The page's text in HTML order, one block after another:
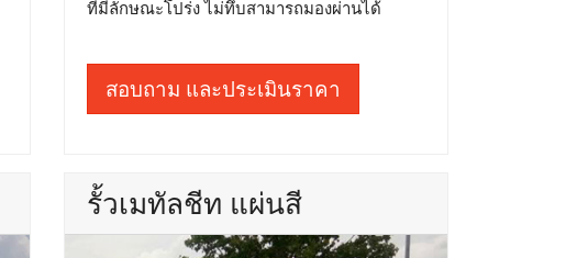
ที่มีลักษณะโปร่ง ไม่ทึบสามารถมองผ่านได้
สอบถาม และประเมินราคา
รั้วเมทัลชีท แผ่นสี